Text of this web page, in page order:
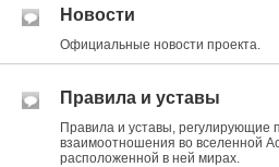
Новости
Официальные новости проекта.
Правила и уставы
Правила и уставы, регулирующие
взаимоотношения во вселенной
расположенной в ней мирах.